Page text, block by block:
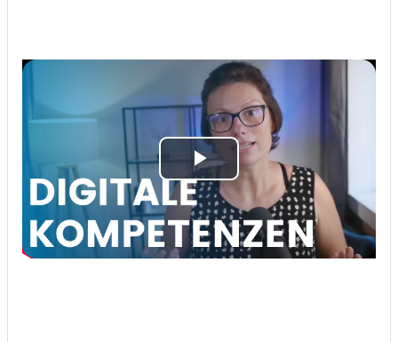
Video
abspielen